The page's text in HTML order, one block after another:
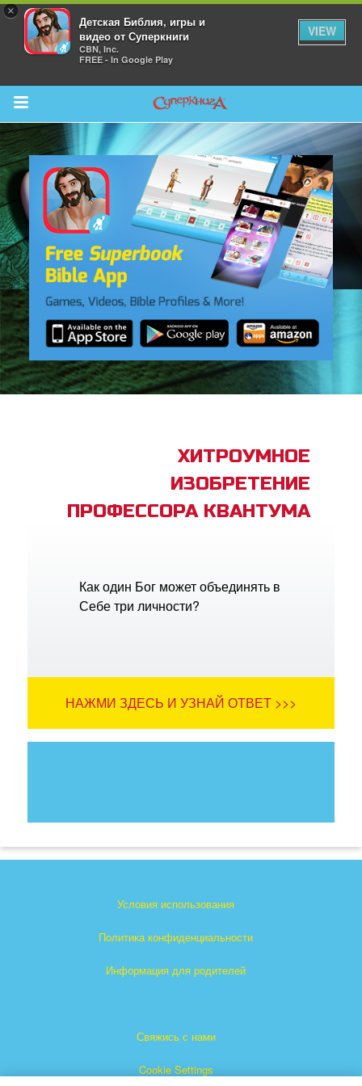
×
Детская Библия, игры и
видео от Суперкниги
CBN, Inc.
FREE - In Google Play
VIEW
Return to Content
Bible App
ХИТРОУМНОЕ
ИЗОБРЕТЕНИЕ
ПРОФЕССОРА КВАНТУМА
Как один Бог может объединять в
Себе три личности?
НАЖМИ ЗДЕСЬ И УЗНАЙ ОТВЕТ >>>
Условия использования
Политика конфиденциальности
Информация для родителей
Свяжись с нами
Cookie Settings